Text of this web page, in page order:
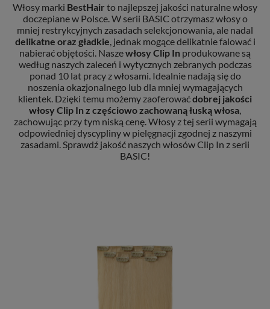
Włosy marki BestHair to najlepszej jakości naturalne włosy
doczepiane w Polsce. W serii BASIC otrzymasz włosy o
mniej restrykcyjnych zasadach selekcjonowania, ale nadal
delikatne oraz gładkie , jednak mogące delikatnie falować i
nabierać objętości. Naszewłosy Clip In produkowane są
według naszych zaleceń i wytycznych zebranych podczas
ponad 10 lat pracy z włosami. Idealnie nadają się do
noszenia okazjonalnego lub dla mniej wymagających
klientek. Dzięki temu możemy zaoferowaćdobrej jakości
włosy Clip In z częściowo zachowaną łuską włosa
zachowując przy tym niską cenę. Włosy z tej serii wymagają
odpowiedniej dyscypliny w pielęgnacji zgodnej z naszymi
zasadami. Sprawdź jakość naszych włosów Clip In z serii
BASIC!